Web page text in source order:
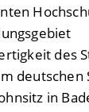
des
deutschen
in